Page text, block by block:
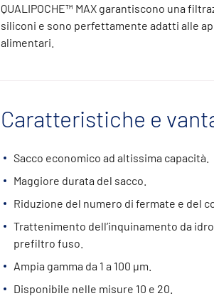
QUALIPOCHE™ MAX garantiscono una
siliconi e sono perfettamente adatti alle
alimentari.
Caratteristiche e
Sacco economico ad altissima capacità.
Maggiore durata del sacco.
Riduzione del numero di fermate e del
Trattenimento dell’inquinamento da
prefiltro fuso.
Ampia gamma da 1 a 100 μm.
Disponibile nelle misure 10 e 20.